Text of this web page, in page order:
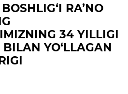
xizmatlar
RA’NO
34 YILLIGI
YO‘LLAGAN